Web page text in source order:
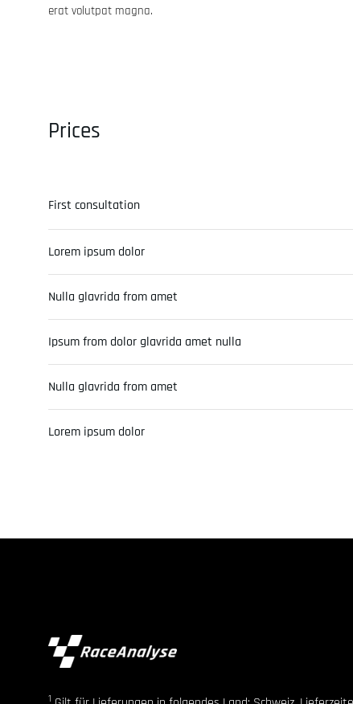
erat volutpat magna.
Prices
First consultation
Lorem ipsum dolor
Nulla glavrida from amet
Ipsum from dolor glavrida amet nulla
Nulla glavrida from amet
Lorem ipsum dolor
1